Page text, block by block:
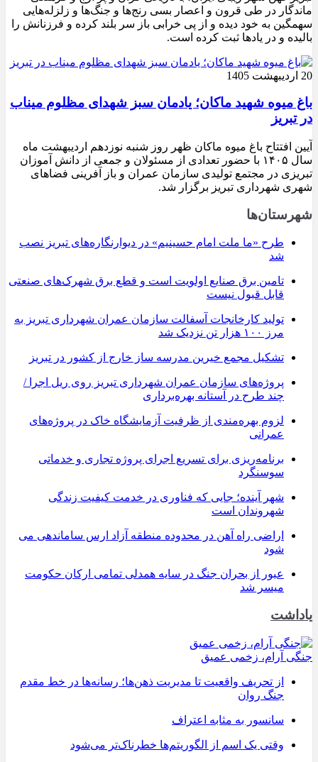
ماندگار در طی قرون و اعصار بسی رنج‌ها و جنگ‌ها و زلزله‌هایی
سهمگین به خود دیده و از پی خرابی باز سر بلند کرده و فرزنانش را
بالیده و در یادها ثبت کرده است.
20 اردیبهشت 1405
باغ میوه شهید ماکان؛ یادمان سبز شهدای مظلوم میناب
در تبریز
آیین افتتاح باغ میوه ماکان ظهر روز شنبه نوزدهم اردیبهشت ماه
سال ۱۴۰۵ با حضور تعدادی از مسئولان و جمعی از دانش آموزان
تبریزی در مجتمع تولیدی سازمان عمران و باز آفرینی فضاهای
شهری شهرداری تبریز برگزار شد.
شهرستان‌ها
طرح «ما ملت امام حسینیم» در دیوارنگاره‌های تبریز نصب
شد
تامین برق صنایع اولویت است و قطع برق شهرک‌های صنعتی
قابل قبول نیست
تولید کارخانجات آسفالت سازمان عمران شهرداری تبریز به
مرز ۱۰۰ هزار تن نزدیک شد
تشکیل مجمع خیرین مدرسه ‌ساز خارج از کشور در تبریز
پروژه‌های سازمان عمران شهرداری تبریز روی ریل اجرا /
چند طرح در آستانه بهره‌برداری
لزوم بهره‌مندی از ظرفیت آزمایشگاه خاک در پروژه‌های
عمرانی
برنامه‌ریزی برای تسریع اجرای پروژه تجاری و خدماتی
سوسنگرد
شهر آینده؛ جایی که فناوری در خدمت کیفیت زندگی
شهروندان است
اراضی راه آهن در محدوده منطقه آزاد ارس ساماندهی می
شود
عبور از بحران جنگ در سایه همدلی تمامی ارکان حکومت
میسر شد
یاداشت
جنگی آرام، زخمی عمیق
از تحریف واقعیت تا مدیریت ذهن‌ها؛ رسانه‌ها در خط مقدم
جنگ روان
سانسور به مثابه اعتراف
وقتی یک اسم از الگوریتم‌ها خطرناک‌تر می‌شود